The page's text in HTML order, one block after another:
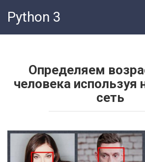
контенту
Python 3
Определяем
человека используя
сеть